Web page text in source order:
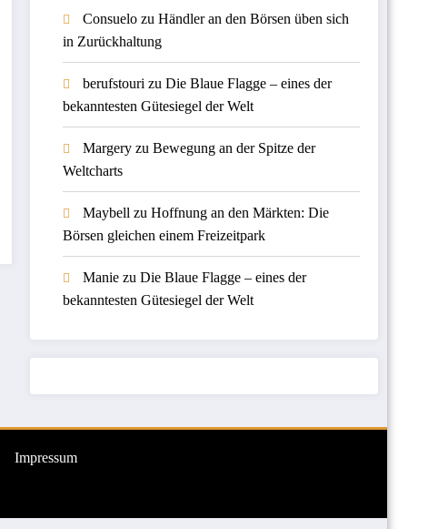
Consuelozu Händler an den Börsen üben sich
in Zurückhaltung
berufstouri zu Die Blaue Flagge – eines der
bekanntesten Gütesiegel der Welt
Margeryzu Bewegung an der Spitze der
Weltcharts
Maybell zu Hoffnung an den Märkten: Die
Börsen gleichen einem Freizeitpark
Maniezu Die Blaue Flagge – eines der
bekanntesten Gütesiegel der Welt
Impressum